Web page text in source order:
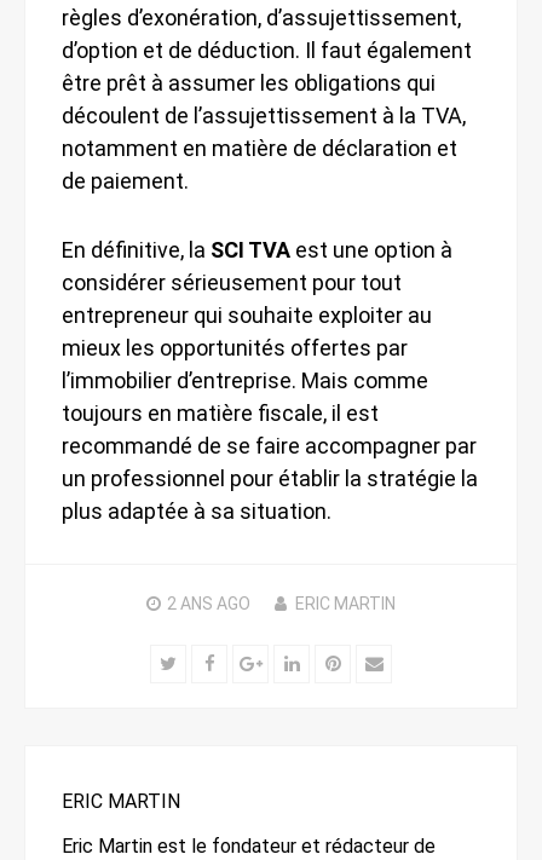
règles d’exonération, d’assujettissement,
d’option et de déduction. Il faut également
être prêt à assumer les obligations qui
découlent de l’assujettissement à la TVA,
notamment en matière de déclaration et
de paiement.
En définitive, la SCI TVA est une option à
considérer sérieusement pour tout
entrepreneur qui souhaite exploiter au
mieux les opportunités offertes par
l’immobilier d’entreprise. Mais comme
toujours en matière fiscale, il est
recommandé de se faire accompagner par
un professionnel pour établir la stratégie la
plus adaptée à sa situation.
2 ANS AGO ERIC MARTIN
TwitterFacebookGoogle+
LinkedInPinterest
Email
ERIC MARTIN
Eric Martin est le fondateur et rédacteur de